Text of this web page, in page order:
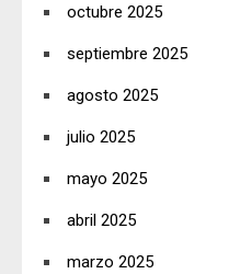
octubre 2025
septiembre 2025
agosto 2025
julio 2025
mayo 2025
abril 2025
marzo 2025